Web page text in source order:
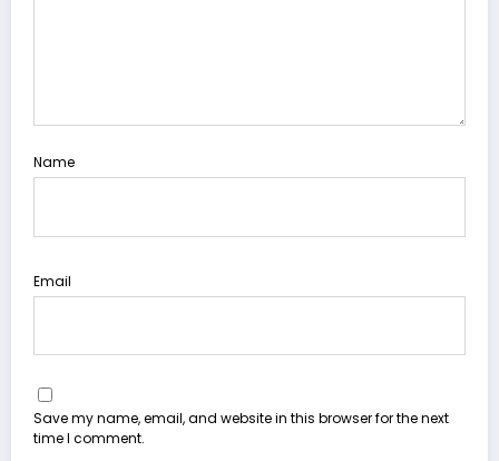
Name
Email
Save my name, email, and website in this browser for the next
time I comment.